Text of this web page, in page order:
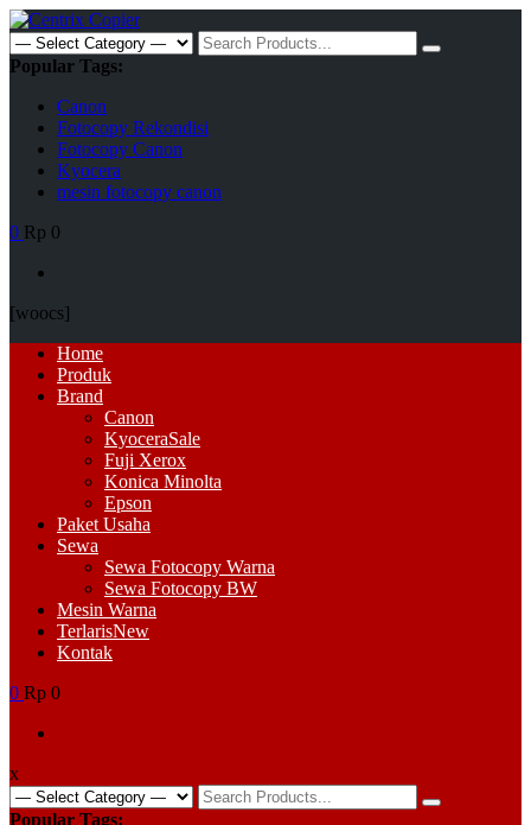
Skip
to
content
Search
for:
Popular Tags:
Canon
Fotocopy Rekondisi
Fotocopy Canon
Kyocera
mesin fotocopy canon
0 Rp 0
[woocs]
Primary
Menu
Home
Produk
Brand
Canon
KyoceraSale
Fuji Xerox
Konica Minolta
Epson
Paket Usaha
Sewa
Sewa Fotocopy Warna
Sewa Fotocopy BW
Mesin Warna
TerlarisNew
Kontak
0 Rp 0
x
Search
for:
Popular Tags: